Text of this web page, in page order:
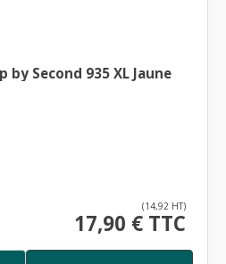
by Second 935 XL Jaune
(14,92 HT)
17,90 € TTC